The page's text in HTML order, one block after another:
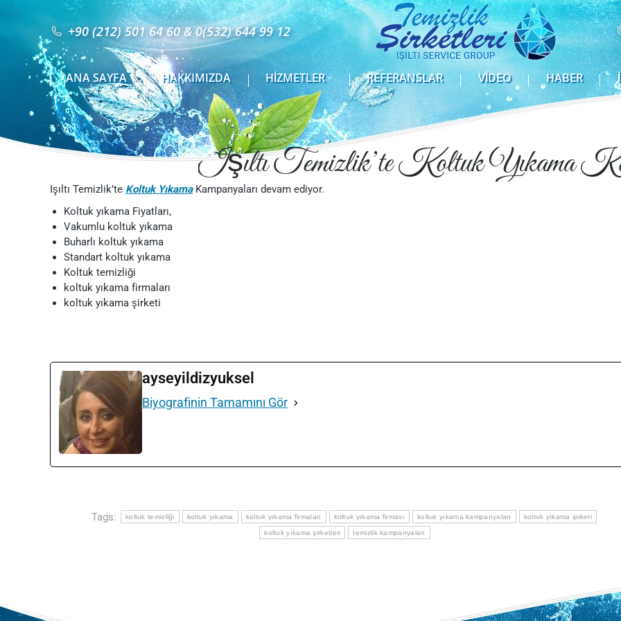
+90 (212) 501 64 60 & 0(532) 644 99 12
ANA SAYFA HAKKIMIZDA HİZMETLER REFERANSLAR VIDEO HABER
Işıltı Temizlik’te Koltuk Yıkama
Işıltı Temizlik’te Koltuk YıkamaKampanyaları devam ediyor.
Koltuk yıkama Fiyatları,
Vakumlu koltuk yıkama
Buharlı koltuk yıkama
Standart koltuk yıkama
Koltuk temizliği
koltuk yıkama firmaları
koltuk yıkama şirketi
ayseyildizyuksel
Biyografinin Tamamını Gör
Tags: koltuk temizliği koltuk yıkama koltuk yıkama firmaları koltuk yıkama firması koltuk yıkama kampanyaları koltuk yıkama şirketi
koltuk yıkama şirketleri temizlik kampanyaları
ANA SAYFA HAKKIMIZDA HİZMETLER REFERANSLAR VIDEO HABER